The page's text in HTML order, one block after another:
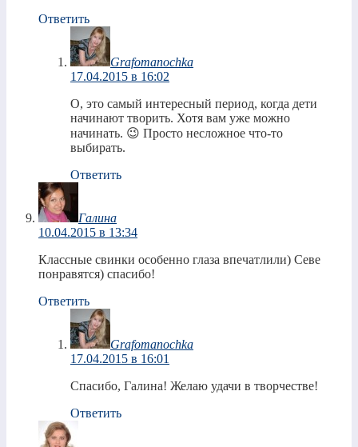
Ответить
Grafomanochka
17.04.2015 в 16:02
О, это самый интересный период, когда дети
начинают творить. Хотя вам уже можно
начинать. 😉 Просто несложное что-то
выбирать.
Ответить
Галина
10.04.2015 в 13:34
Классные свинки особенно глаза впечатлили) Севе
понравятся) спасибо!
Ответить
Grafomanochka
17.04.2015 в 16:01
Спасибо, Галина! Желаю удачи в творчестве!
Ответить